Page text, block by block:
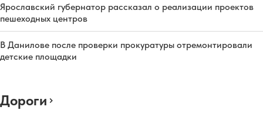
Ярославский губернатор рассказал о реализации проектов
пешеходных центров
В Данилове после проверки прокуратуры отремонтировали
детские площадки
Дороги